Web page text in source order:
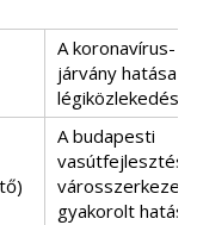
A koronavírus-
járvány hatása a
légiközlekedésre
A budapesti
gyakorolt hatásai